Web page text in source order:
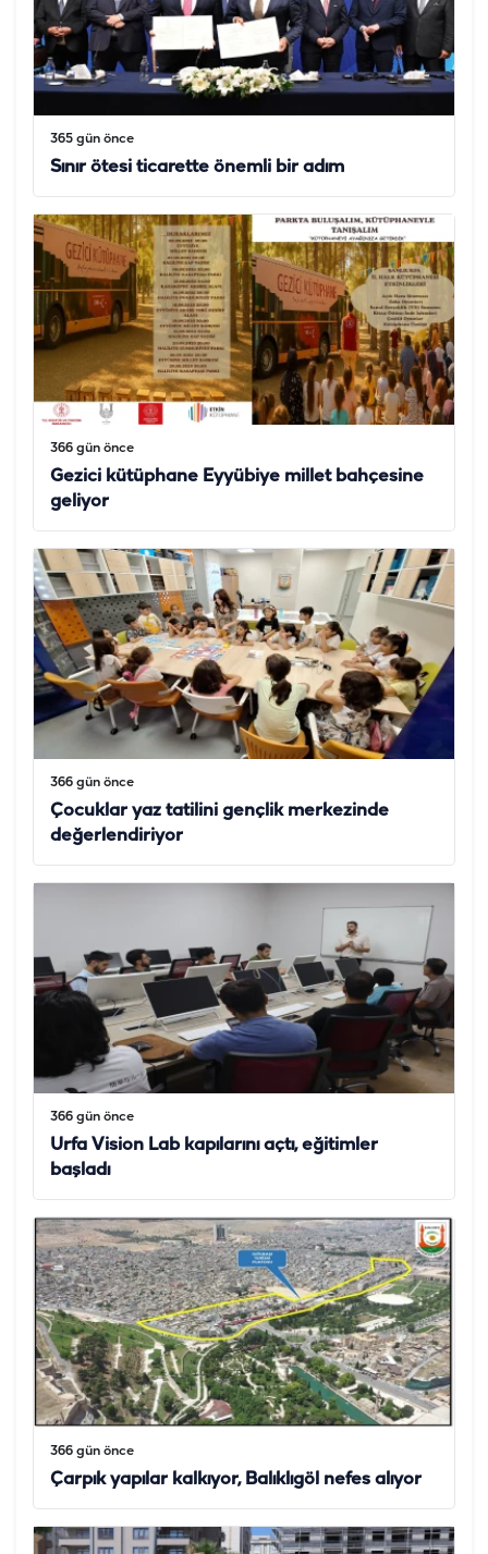
365 gün önce
Sınır ötesi ticarette önemli bir adım
366 gün önce
Gezici kütüphane Eyyübiye millet bahçesine
geliyor
366 gün önce
Çocuklar yaz tatilini gençlik merkezinde
değerlendiriyor
366 gün önce
Urfa Vision Lab kapılarını açtı, eğitimler
başladı
366 gün önce
Çarpık yapılar kalkıyor, Balıklıgöl nefes alıyor